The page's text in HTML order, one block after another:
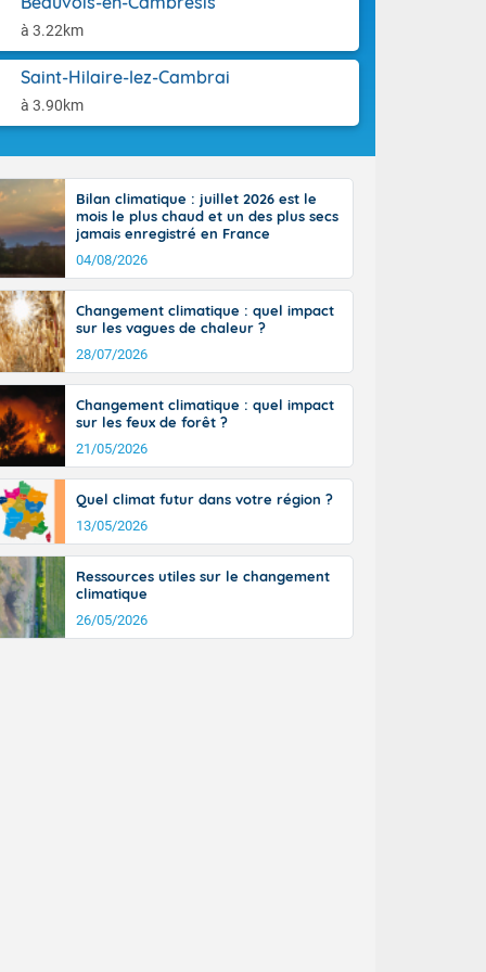
à 3.22km
Saint-Hilaire-lez-Cambrai
à 3.90km
du pays en
sur la
la chaine
par
km/h. Les
degrés
avec 34 à
et 39 à 40
Aquitaine,
de-
sont
sont
un peu
du pays en
Des
le Jura et
de
et
sur le
en
h. Côté
entre
en Anjou.
pointes
Bilan climatique : juillet 2026 est le
mois le plus chaud et un des plus secs
jamais enregistré en France
04/08/2026
Changement climatique : quel impact
sur les vagues de chaleur ?
28/07/2026
Changement climatique : quel impact
sur les feux de forêt ?
21/05/2026
Quel climat futur dans votre région ?
13/05/2026
Ressources utiles sur le changement
climatique
26/05/2026